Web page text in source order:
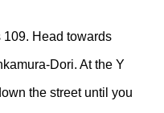
Head towards
Dori. At the Y
the street until you